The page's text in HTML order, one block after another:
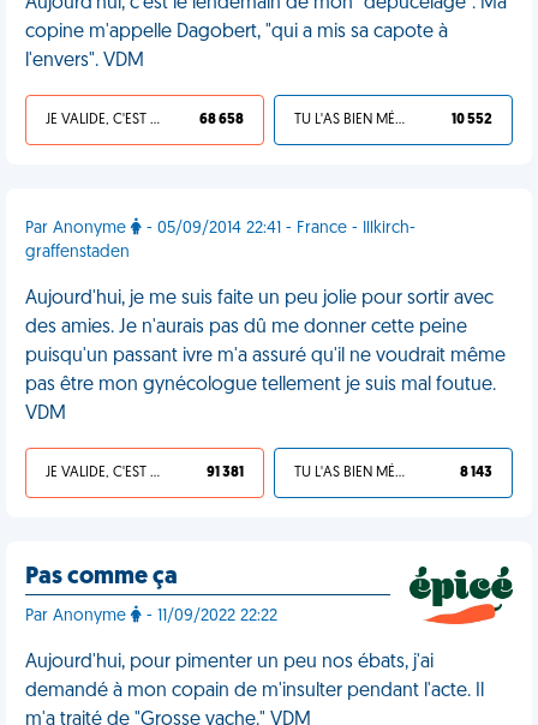
copine m'appelle Dagobert, "qui a mis sa capote à
l'envers". VDM
JE VALIDE, C'EST UNE VDM 68 658 TU L'AS BIEN MÉRITÉ 10 552
Par Anonyme
- 05/09/2014 22:41 - France - Illkirch-
graffenstaden
Aujourd'hui, je me suis faite un peu jolie pour sortir avec
des amies. Je n'aurais pas dû me donner cette peine
puisqu'un passant ivre m'a assuré qu'il ne voudrait même
pas être mon gynécologue tellement je suis mal foutue.
VDM
JE VALIDE, C'EST UNE VDM 91 381 TU L'AS BIEN MÉRITÉ 8 143
Pas comme ça
Par Anonyme - 11/09/2022 22:22
Aujourd'hui, pour pimenter un peu nos ébats, j'ai
demandé à mon copain de m'insulter pendant l'acte. Il
m'a traité de "Grosse vache." VDM